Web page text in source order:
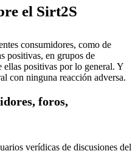
el Sirt2S
consumidores, como de
positivas, en grupos de
ellas positivas por lo general. Y
con ninguna reacción adversa.
foros,
verídicas de discusiones del